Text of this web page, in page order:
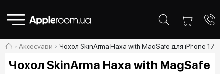
Аксесуари Чохол SkinArma Haxa with MagSafe для iPhone
Чохол SkinArma Haxa with MagSafe